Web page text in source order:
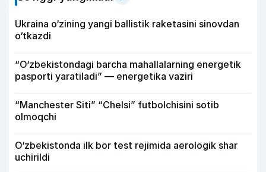
Ukraina o‘zining yangi ballistik raketasini sinovdan
o‘tkazdi
“O‘zbekistondagi barcha mahallalarning energetik
pasporti yaratiladi” — energetika vaziri
“Manchester Siti” “Chelsi” futbolchisini sotib
olmoqchi
O‘zbekistonda ilk bor test rejimida aerologik shar
uchirildi